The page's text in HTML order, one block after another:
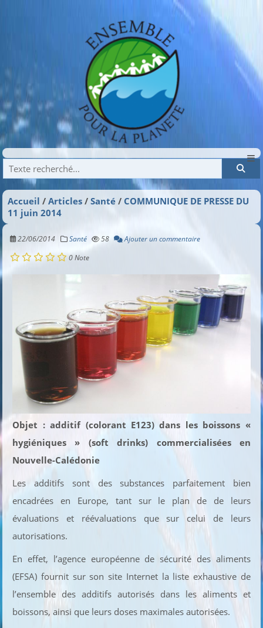
Recherche
Accueil Articles Santé
COMMUNIQUE DE PRESSE DU
11 juin 2014
22/06/2014 Santé 58 Ajouter un commentaire
0Note
Objet : additif (colorant E123) dans les boissons «
hygiéniques » (soft drinks) commercialisées en
Nouvelle-Calédonie
Les additifs sont des substances parfaitement bien
encadrées en Europe, tant sur le plan de de leurs
évaluations et réévaluations que sur celui de leurs
autorisations.
En effet, l’agence européenne de sécurité des aliments
(EFSA) fournit sur son site Internet la liste exhaustive de
l’ensemble des additifs autorisés dans les aliments et
boissons, ainsi que leurs doses maximales autorisées.